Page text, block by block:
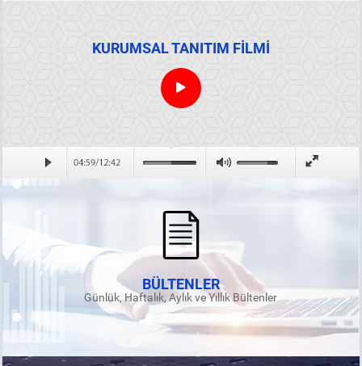
KURUMSAL TANITIM FİLMİ
BÜLTENLER
Günlük, Haftalık, Aylık ve Yıllık Bültenler